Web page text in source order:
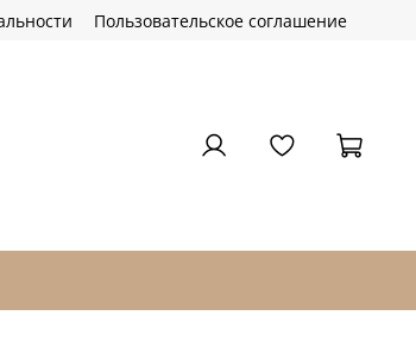
Пользовательское соглашение